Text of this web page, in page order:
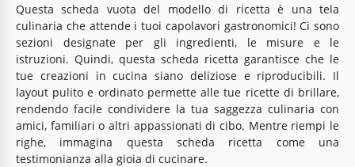
Questa scheda vuota del modello di ricetta è una tela
culinaria che attende i tuoi capolavori gastronomici! Ci sono
sezioni designate per gli ingredienti, le misure e le
istruzioni. Quindi, questa scheda ricetta garantisce che le
tue creazioni in cucina siano deliziose e riproducibili. Il
layout pulito e ordinato permette alle tue ricette di brillare,
rendendo facile condividere la tua saggezza culinaria con
amici, familiari o altri appassionati di cibo. Mentre riempi le
righe, immagina questa scheda ricetta come una
testimonianza alla gioia di cucinare.